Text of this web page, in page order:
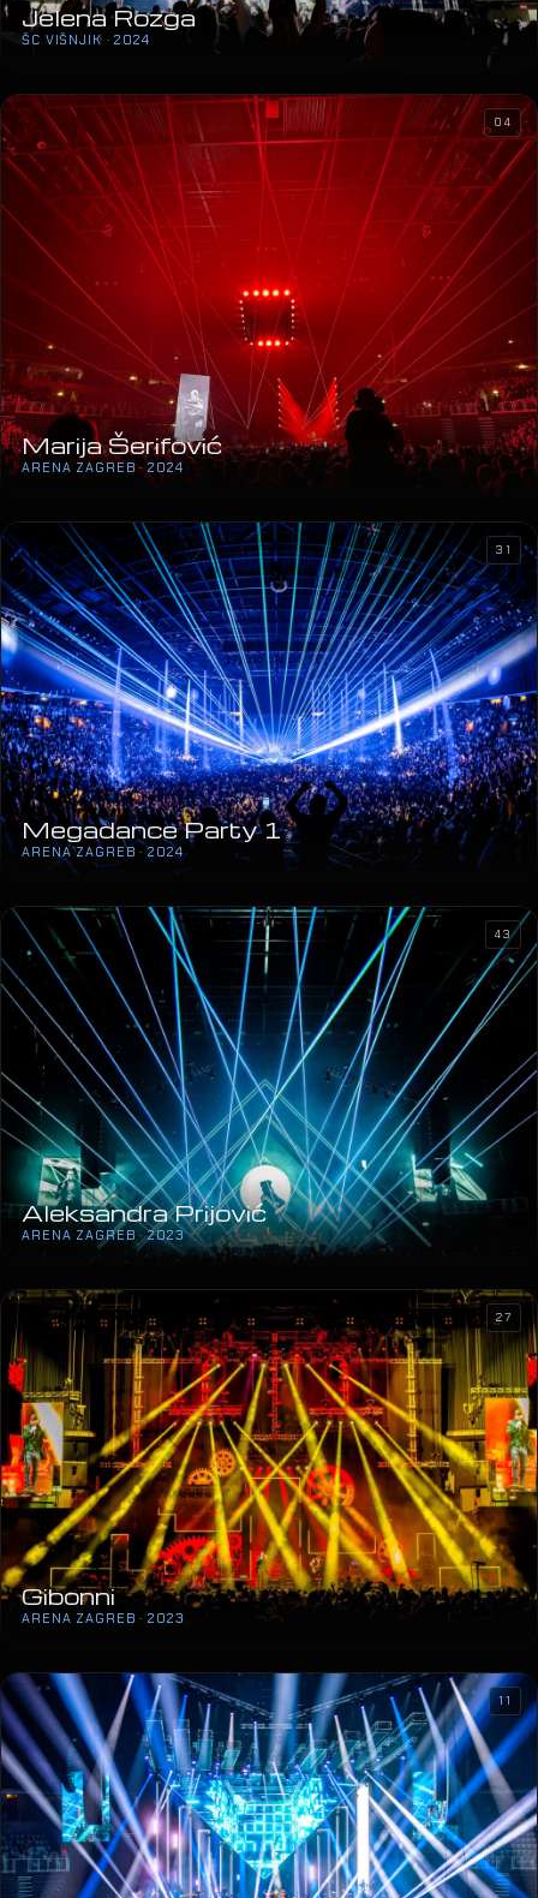
Jelena Rozga
ŠC VIŠNJIK · 2024
Marija Šerifović
ARENA ZAGREB · 2024
04
Megadance Party 1
ARENA ZAGREB · 2024
31
Aleksandra Prijović
ARENA ZAGREB · 2023
43
Gibonni
ARENA ZAGREB · 2023
27
11